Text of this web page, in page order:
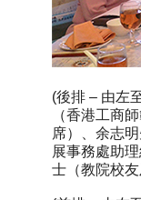
(後排 – 由左
（香港工商
席）、余志
展事務處助
士（教院校友